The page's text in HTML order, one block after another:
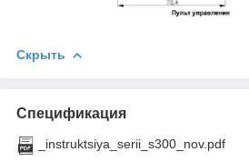
Скрыть
Спецификация
_instruktsiya_serii_s300_nov.pdf